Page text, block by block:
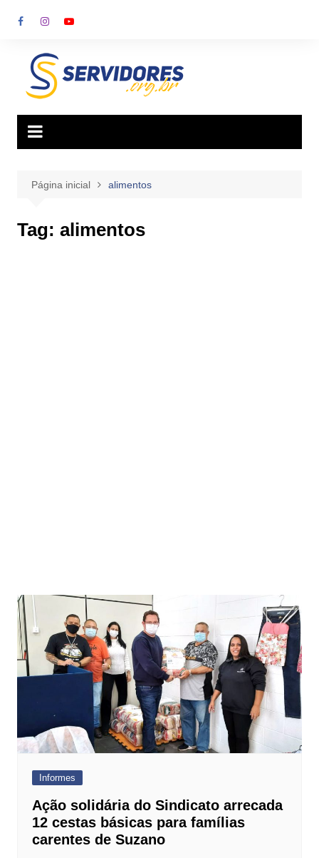
para
conteúdo
Página inicial alimentos
Tag: alimentos
Informes
Ação solidária do Sindicato arrecada
12 cestas básicas para famílias
carentes de Suzano